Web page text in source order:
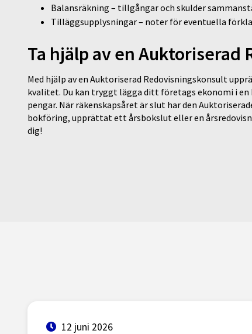
Balansräkning – tillgångar och skulder
Tilläggsupplysningar – noter för eventuella
Ta hjälp av en
Med hjälp av en Auktoriserad Redovisningskonsult
kvalitet. Du kan tryggt lägga ditt företags ekonomi i en
pengar. När räkenskapsåret är slut har den
bokföring, upprättat ett årsbokslut eller en
dig!
12 juni 2026